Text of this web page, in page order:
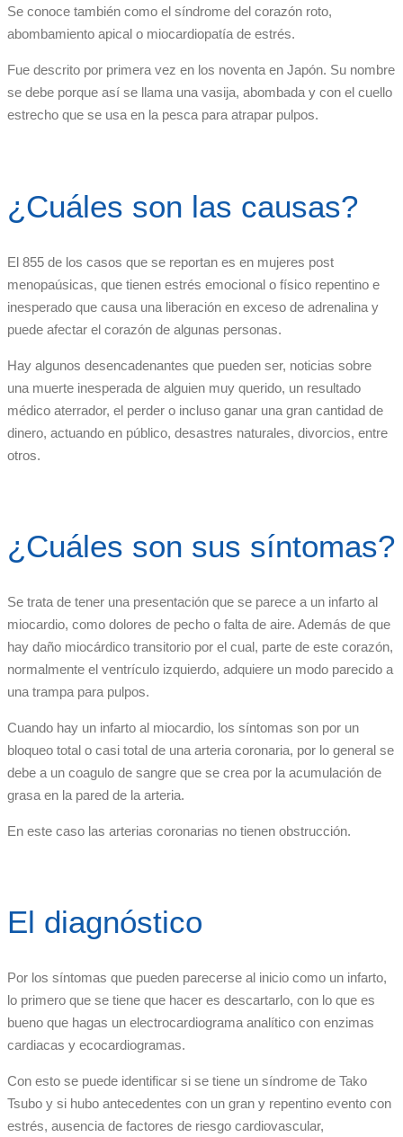
Se conoce también como el síndrome del corazón roto,
abombamiento apical o miocardiopatía de estrés.
Fue descrito por primera vez en los noventa en Japón. Su nombre
se debe porque así se llama una vasija, abombada y con el cuello
estrecho que se usa en la pesca para atrapar pulpos.
¿Cuáles son las causas?
El 855 de los casos que se reportan es en mujeres post
menopaúsicas, que tienen estrés emocional o físico repentino e
inesperado que causa una liberación en exceso de adrenalina y
puede afectar el corazón de algunas personas.
Hay algunos desencadenantes que pueden ser, noticias sobre
una muerte inesperada de alguien muy querido, un resultado
médico aterrador, el perder o incluso ganar una gran cantidad de
dinero, actuando en público, desastres naturales, divorcios, entre
otros.
¿Cuáles son sus síntomas?
Se trata de tener una presentación que se parece a un infarto al
miocardio, como dolores de pecho o falta de aire. Además de que
hay daño miocárdico transitorio por el cual, parte de este corazón,
normalmente el ventrículo izquierdo, adquiere un modo parecido a
una trampa para pulpos.
Cuando hay un infarto al miocardio, los síntomas son por un
bloqueo total o casi total de una arteria coronaria, por lo general se
debe a un coagulo de sangre que se crea por la acumulación de
grasa en la pared de la arteria.
En este caso las arterias coronarias no tienen obstrucción.
El diagnóstico
Por los síntomas que pueden parecerse al inicio como un infarto,
lo primero que se tiene que hacer es descartarlo, con lo que es
bueno que hagas un electrocardiograma analítico con enzimas
cardiacas y ecocardiogramas.
Con esto se puede identificar si se tiene un síndrome de Tako
Tsubo y si hubo antecedentes con un gran y repentino evento con
estrés, ausencia de factores de riesgo cardiovascular,